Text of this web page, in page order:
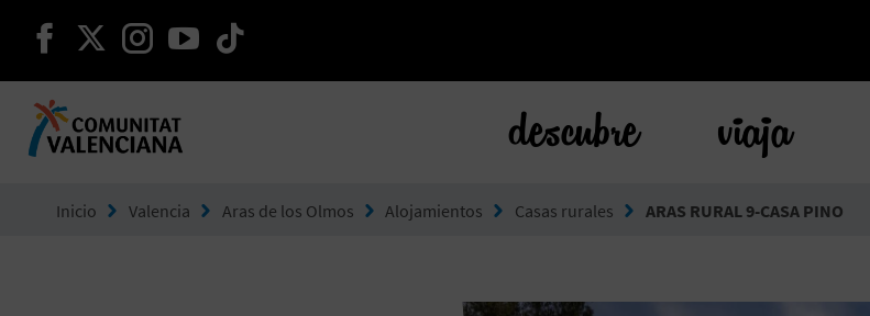
seguir en facebook
seguir en twitter
seguir en instagram
seguir en youtube
descubre viaja
Inicio Valencia Aras de los Olmos Alojamientos Casas rurales ARAS RURAL 9-CASA PINO